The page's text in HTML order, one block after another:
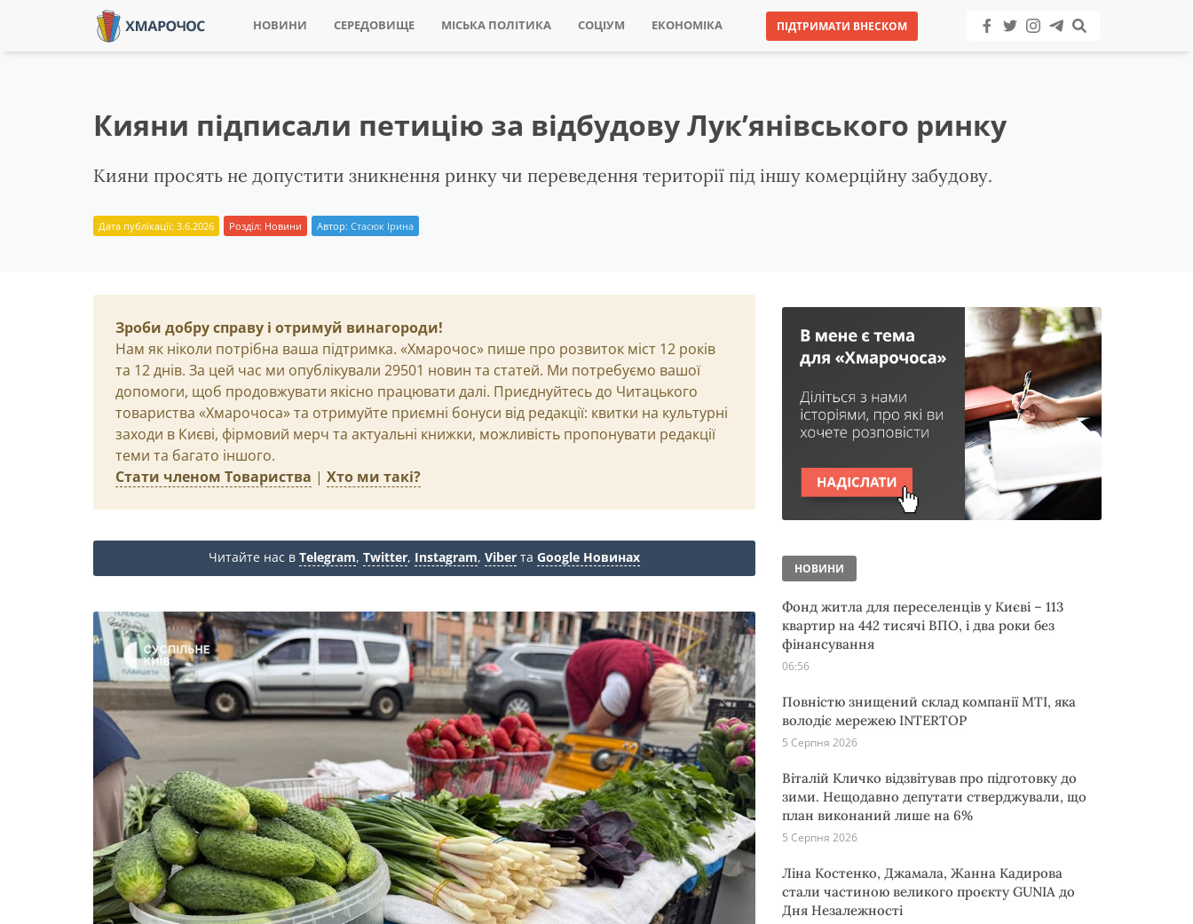
НОВИНИ СЕРЕДОВИЩЕ МІСЬКА ПОЛІТИКА СОЦІУМ ЕКОНОМІКА ПІДТРИМАТИ ВНЕСКОМ
Кияни підписали петицію за відбудову Лук’янівського ринку
Кияни просять не допустити зникнення ринку чи переведення території під іншу комерційну забудову.
Дата публікації: 3.6.2026 Розділ: Новини Автор: Стасюк Ірина
Зроби добру справу і отримуй винагороди!
Нам як ніколи потрібна ваша підтримка. «Хмарочос» пише про розвиток міст 12 років
та 12 днів. За цей час ми опублікували 29501 новин та статей. Ми потребуємо вашої
допомоги, щоб продовжувати якісно працювати далі. Приєднуйтесь до Читацького
товариства «Хмарочоса» та отримуйте приємні бонуси від редакції: квитки на культурні
заходи в Києві, фірмовий мерч та актуальні книжки, можливість пропонувати редакції
теми та багато іншого.
Стати членом Товариства | Хто ми такі?
Читайте нас в Telegram, Twitter, Instagram, Viber та Google Новинах
НОВИНИ
Фонд житла для переселенців у Києві – 113
квартир на 442 тисячі ВПО, і два роки без
фінансування
06:56
Повністю знищений склад компанії MTI, яка
володіє мережею INTERTOP
5 Серпня 2026
Віталій Кличко відзвітував про підготовку до
зими. Нещодавно депутати стверджували, що
план виконаний лише на 6%
5 Серпня 2026
Ліна Костенко, Джамала, Жанна Кадирова
стали частиною великого проєкту GUNIA до
Дня Незалежності